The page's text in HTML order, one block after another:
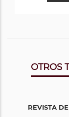
OTROS
REVISTA